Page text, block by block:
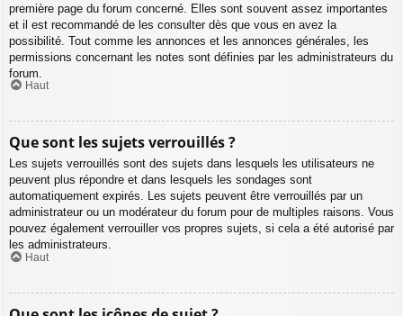
première page du forum concerné. Elles sont souvent assez importantes
et il est recommandé de les consulter dès que vous en avez la
possibilité. Tout comme les annonces et les annonces générales, les
permissions concernant les notes sont définies par les administrateurs du
forum.
Haut
Que sont les sujets verrouillés ?
Les sujets verrouillés sont des sujets dans lesquels les utilisateurs ne
peuvent plus répondre et dans lesquels les sondages sont
automatiquement expirés. Les sujets peuvent être verrouillés par un
administrateur ou un modérateur du forum pour de multiples raisons. Vous
pouvez également verrouiller vos propres sujets, si cela a été autorisé par
les administrateurs.
Haut